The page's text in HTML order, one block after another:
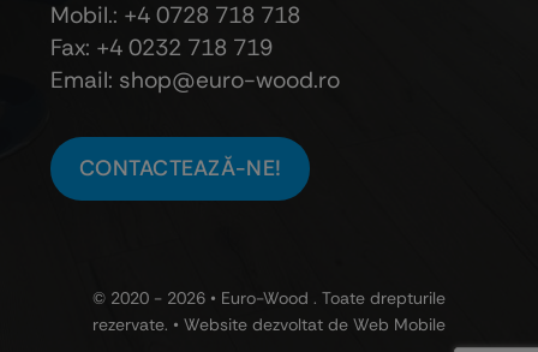
Mobil.: +4 0728 718 718
Fax: +4 0232 718 719
Email: shop@euro-wood.ro
CONTACTEAZĂ-NE!
© 2020 - 2026 • Euro-Wood . Toate drepturile
rezervate. • Website dezvoltat de Web Mobile